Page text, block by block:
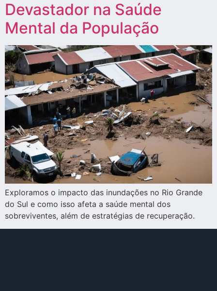
Devastador na Saúde
Mental da População
Exploramos o impacto das inundações no Rio Grande
do Sul e como isso afeta a saúde mental dos
sobreviventes, além de estratégias de recuperação.